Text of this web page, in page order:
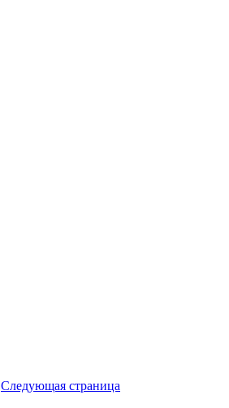
Следующая страница